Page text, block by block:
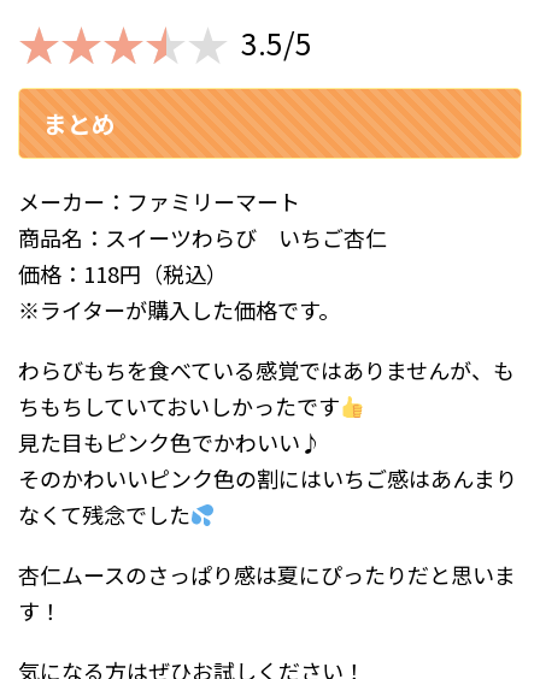
3.5/5
まとめ
メーカー：ファミリーマート
商品名：スイーツわらび いちご杏仁
価格：118円（税込）
※ライターが購入した価格です。
わらびもちを食べている感覚ではありませんが、も
ちもちしていておいしかったです
見た目もピンク色でかわいい♪
そのかわいいピンク色の割にはいちご感はあんまり
なくて残念でした
杏仁ムースのさっぱり感は夏にぴったりだと思いま
す！
気になる方はぜひお試しください！